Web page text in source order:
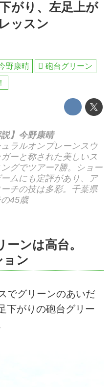
がり、左足上が
ッスン
野康晴
砲台グリーン
説】今野康晴
ラルオンプレーンスウ
ガーと称された美しいス
ングでツアー7勝。ショー
ームにも定評があり、ア
ーチの技は多彩。千葉県
45歳
ンは高台。
ン
でグリーンのあいだ
下がりの砲台グリー